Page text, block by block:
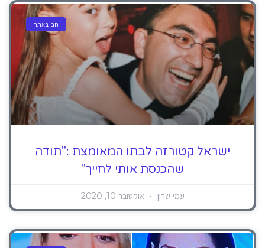
חם באתר
ישראל קטורזה לבתו המאומצת :"תודה
שהכנסת אותי לחייך"
עמי שרון אוקטובר 10, 2020